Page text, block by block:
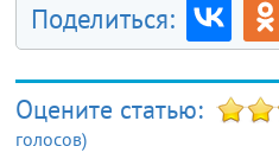
Поделиться:
Оцените статью:
голосов)